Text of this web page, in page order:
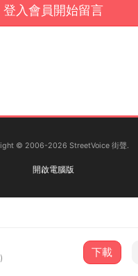
登入會員開始留言
© 2006-2026 StreetVoice 街聲.
開啟電腦版
下載